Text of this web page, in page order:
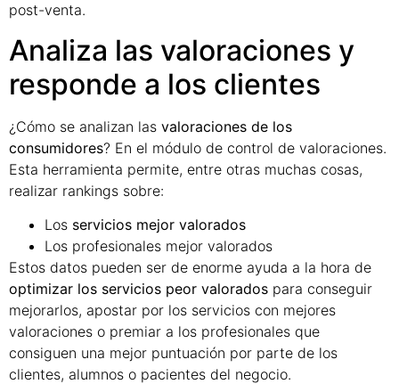
post-venta.
Analiza las valoraciones y
responde a los clientes
¿Cómo se analizan las valoraciones de los
consumidores? En el módulo de control de valoraciones.
Esta herramienta permite, entre otras muchas cosas,
realizar rankings sobre:
Los servicios mejor valorados
Los profesionales mejor valorados
Estos datos pueden ser de enorme ayuda a la hora de
optimizar los servicios peor valorados para conseguir
mejorarlos, apostar por los servicios con mejores
valoraciones o premiar a los profesionales que
consiguen una mejor puntuación por parte de los
clientes, alumnos o pacientes del negocio.